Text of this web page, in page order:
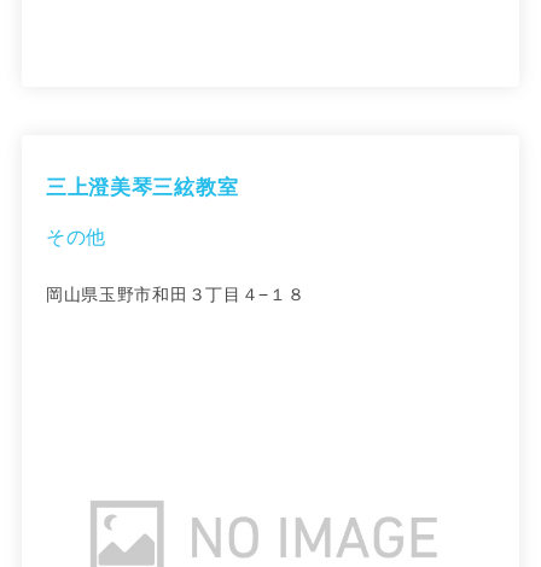
三上澄美琴三絃教室
その他
岡山県玉野市和田３丁目４−１８